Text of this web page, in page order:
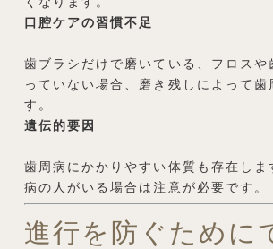
口腔ケアの習慣不足
歯ブラシだけで磨いている、フロスや
っていない場合、磨き残しによって歯
す。
遺伝的要因
歯周病にかかりやすい体質も存在しま
病の人がいる場合は注意が必要です。
進行を防ぐために